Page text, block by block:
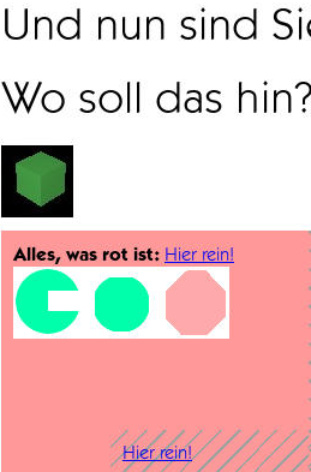
Und nun sind
Wo soll das
Alles, was rot ist: Hier rein!
Hier rein!